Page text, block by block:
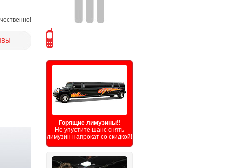
Горящие лимузины!!
Не упустите шанс снять
лимузин напрокат со скидкой!